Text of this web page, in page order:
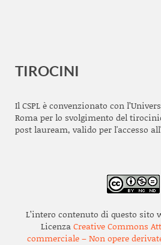
TIROCINI
Il CSPL è convenzionato con
Roma per lo svolgimento del
post lauream, valido per l'accesso
L’intero contenuto di questo sito
LicenzaCreative Commons
commerciale – Non opere